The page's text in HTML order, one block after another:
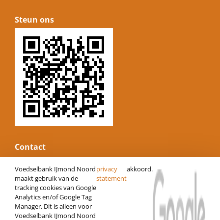
Steun ons
Contact
E-mail:informatie@voedselbankijmond.nl
Website:www.voedselbankijmond.nl
KvK nummer: 34247485
Vestigingsnummer: 000022073280
IBAN: NL06 RABO 0120472686
Voedselbank IJmond Noord
maakt gebruik van de
tracking cookies van Google
Analytics en/of Google Tag
Manager. Dit is alleen voor
Voedselbank IJmond Noord
privacy
statement
akkoord.